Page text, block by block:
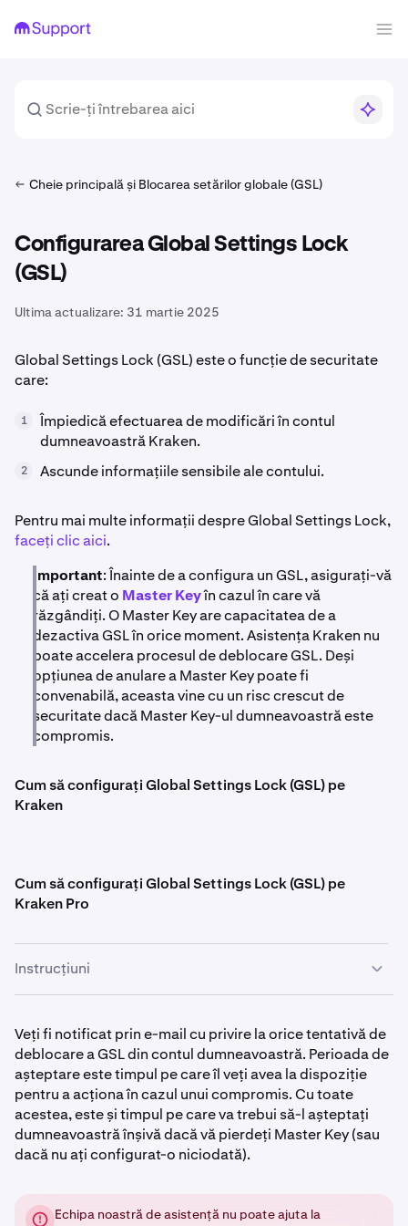
Cheie principală și Blocarea setărilor globale (GSL)
Configurarea Global Settings Lock
(GSL)
Ultima actualizare: 31 martie 2025
Global Settings Lock (GSL) este o funcție de securitate
care:
1
Împiedică efectuarea de modificări în contul
dumneavoastră Kraken.
2 Ascunde informațiile sensibile ale contului.
Pentru mai multe informații despre Global Settings Lock,
faceți clic aici.
Important: Înainte de a configura un GSL, asigurați-vă
că ați creat o Master Keyîn cazul în care vă
răzgândiți. O Master Key are capacitatea de a
dezactiva GSL în orice moment. Asistența Kraken nu
poate accelera procesul de deblocare GSL. Deși
opțiunea de anulare a Master Key poate fi
convenabilă, aceasta vine cu un risc crescut de
securitate dacă Master Key-ul dumneavoastră este
compromis.
Cum să configurați Global Settings Lock (GSL) pe
Kraken
Cum să configurați Global Settings Lock (GSL) pe
Kraken Pro
Instrucțiuni
Conectați-vă la contul dumneavoastră Kraken.
2 Dacă utilizațiinterfața Kraken, va trebui să treceți la
Kraken Pro prin comutatorul de aplicații.
3 PeKraken Pro, faceți clic pe pictograma profilului
dumneavoastră din colțul din dreapta sus, urmată de
Settings.
Veți fi notificat prin e-mail cu privire la orice tentativă de
deblocare a GSL din contul dumneavoastră. Perioada de
așteptare este timpul pe care îl veți avea la dispoziție
pentru a acționa în cazul unui compromis. Cu toate
acestea, este și timpul pe care va trebui să-l așteptați
dumneavoastră înșivă dacă vă pierdeți Master Key (sau
dacă nu ați configurat-o niciodată).
Echipa noastră de asistență nu poate ajuta la